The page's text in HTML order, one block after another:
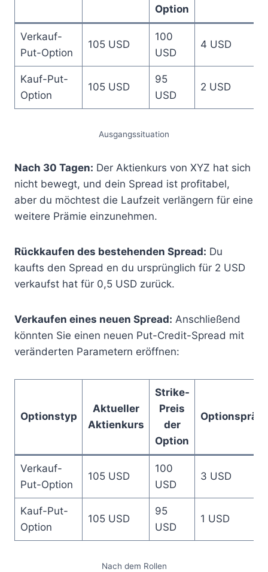
Option
Verkauf-
Put-Option
105 USD
100
USD
4 USD
Kauf-Put-
Option
105 USD
95
USD
2 USD
Ausgangssituation
Nach 30 Tagen: Der Aktienkurs von XYZ hat sich
nicht bewegt, und dein Spread ist profitabel,
aber du möchtest die Laufzeit verlängern für eine
weitere Prämie einzunehmen.
Rückkaufen des bestehenden Spread: Du
kaufts den Spread en du ursprünglich für 2 USD
verkaufst hat für 0,5 USD zurück.
Verkaufen eines neuen Spread: Anschließend
könnten Sie einen neuen Put-Credit-Spread mit
veränderten Parametern eröffnen:
Optionstyp
Aktueller
Aktienkurs
Strike-
Preis
der
Option
Verkauf-
Put-Option
105 USD
100
USD
3 USD
Kauf-Put-
Option
105 USD
95
USD
1 USD
Nach dem Rollen